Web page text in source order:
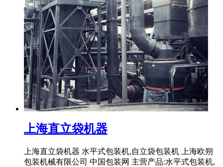
上海直立袋机器
上海直立袋机器 水平式包装机,自立袋包装机 上海欧朔
包装机械有限公司 中国包装网 主营产品:水平式包装机,